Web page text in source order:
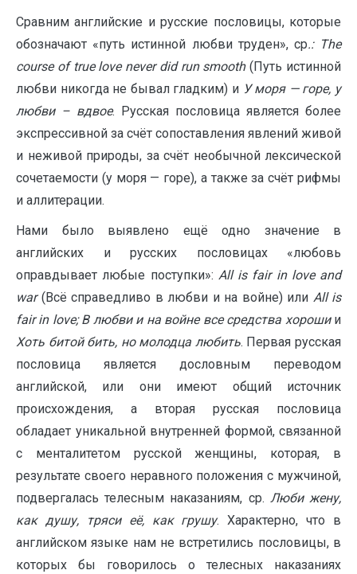
Сравним английские и русские пословицы, которые
обозначают «путь истинной любви труден», ср.: The
course of true love never did run smooth(Путь истинной
любви никогда не бывал гладким) и У моря — горе, у
любви – вдвое. Русская пословица является более
экспрессивной за счёт сопоставления явлений живой
и неживой природы, за счёт необычной лексической
сочетаемости (у моря — горе), а также за счёт рифмы
и аллитерации.
Нами было выявлено ещё одно значение в
английских и русских пословицах «любовь
оправдывает любые поступки»: All is fair in love and
war(Всё справедливо в любви и на войне) или All is
fair in love; В любви и на войне все средства хорошии
Хоть битой бить, но молодца любить. Первая русская
пословица является дословным переводом
английской, или они имеют общий источник
происхождения, а вторая русская пословица
обладает уникальной внутренней формой, связанной
с менталитетом русской женщины, которая, в
результате своего неравного положения с мужчиной,
подвергалась телесным наказаниям, ср. Люби жену,
как душу, тряси её, как грушу. Характерно, что в
английском языке нам не встретились пословицы, в
которых бы говорилось о телесных наказаниях